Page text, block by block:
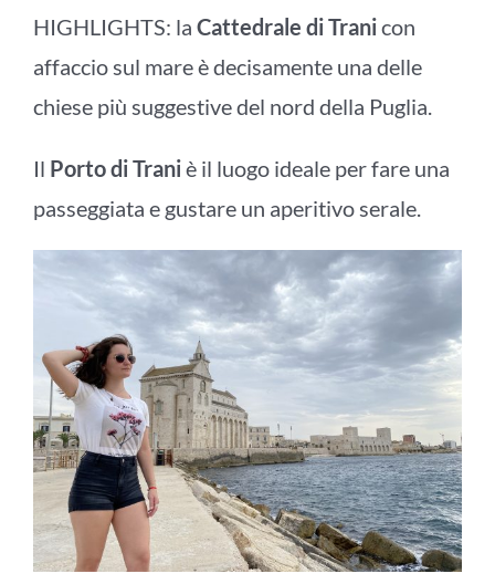
HIGHLIGHTS: la Cattedrale di Tranicon
affaccio sul mare è decisamente una delle
chiese più suggestive del nord della Puglia.
Il Porto di Traniè il luogo ideale per fare una
passeggiata e gustare un aperitivo serale.